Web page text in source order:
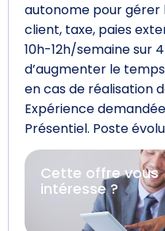
autonome pour
client, taxe, paies
10h-12h/semaine sur
d’augmenter le
en cas de réalisation
Expérience
Présentiel. Poste
Cette offre vous
intéresse ?